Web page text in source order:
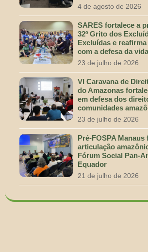
4 de agosto de 2026
SARES fortalece a
32º Grito dos
Excluídas e
com a defesa da
23 de julho de 2026
VI Caravana de
do Amazonas
em defesa dos
comunidades
23 de julho de 2026
Pré-FOSPA Manaus
articulação
Fórum Social Pan-
Equador
21 de julho de 2026